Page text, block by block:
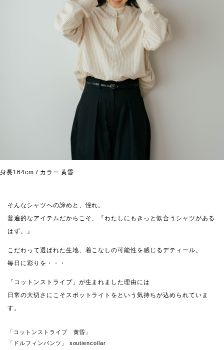
身長164cm / カラー 黄昏
そんなシャツへの諦めと、憧れ。
普遍的なアイテムだからこそ、『わたしにもきっと似合うシャツがある
はず。』
こだわって選ばれた生地、着こなしの可能性を感じるデティール。
毎日に彩りを・・・
「コットンストライプ」が生まれました理由には
日常の大切さにこそスポットライトをという気持ちが込められていま
す。
「コットンストライプ 黄昏」
「ドルフィンパンツ」 soutiencollar